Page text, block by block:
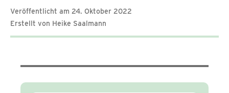
Veröffentlicht am 24. Oktober 2022
Erstellt von Heike Saalmann